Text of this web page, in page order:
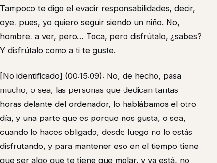
Tampoco te digo el evadir responsabilidades, decir,
oye, pues, yo quiero seguir siendo un niño. No,
hombre, a ver, pero… Toca, pero disfrútalo, ¿sabes?
Y disfrútalo como a ti te guste.
[No identificado] (00:15:09): No, de hecho, pasa
mucho, o sea, las personas que dedican tantas
horas delante del ordenador, lo hablábamos el otro
día, y una parte que es porque nos gusta, o sea,
cuando lo haces obligado, desde luego no lo estás
disfrutando, y para mantener eso en el tiempo tiene
que ser algo que te tiene que molar, y ya está, no